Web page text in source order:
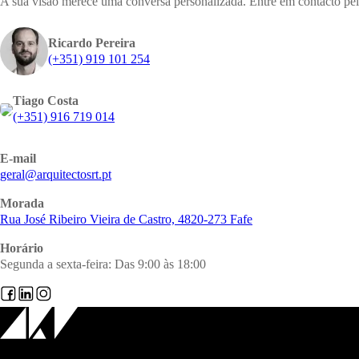
Ricardo Pereira
(+351) 919 101 254
Tiago Costa
(+351) 916 719 014
E-mail
tp.trsotcetiuqra
@lareg
Morada
Rua José Ribeiro Vieira de Castro, 4820-273 Fafe
Horário
Segunda a sexta-feira: Das 9:00 às 18:00